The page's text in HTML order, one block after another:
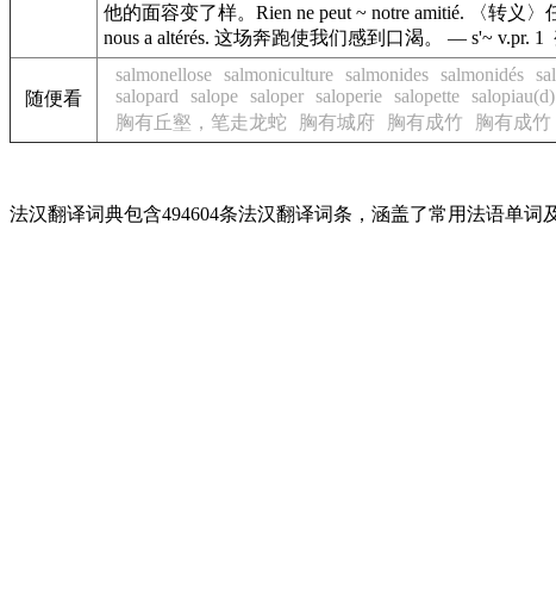
他的面容变了样。Rien ne peut ~ notre amitié. 〈转义
nous a altérés. 这场奔跑使我们感到口渴。 — s'~ v.pr. 1
随便看
salmonellose salmoniculture salmonides salmonidés
salopard
salope saloper saloperie salopette salopiau(d)
胸有丘壑，笔走龙蛇
胸有城府 胸有成竹 胸有成竹
法汉翻译词典包含494604条法汉翻译词条，涵盖了常用法语单